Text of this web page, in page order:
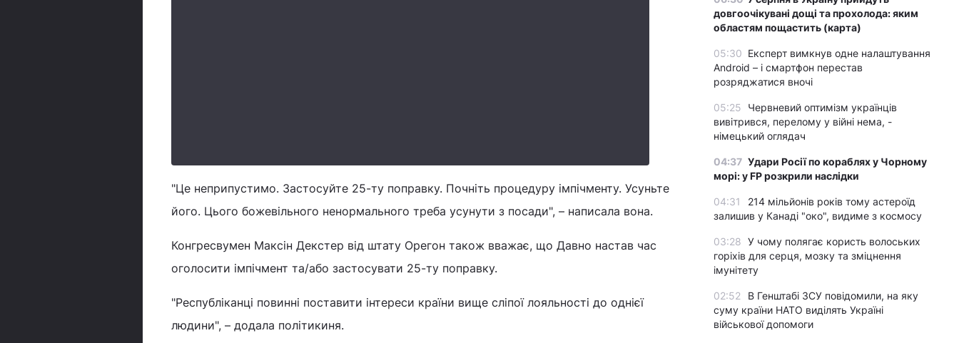
"Це неприпустимо. Застосуйте 25-ту поправку. Почніть процедуру імпічменту. Усуньте
його. Цього божевільного ненормального треба усунути з посади", – написала вона.
Конгресвумен Максін Декстер від штату Орегон також вважає, що Давно настав час
оголосити імпічмент та/або застосувати 25-ту поправку.
"Республіканці повинні поставити інтереси країни вище сліпої лояльності до однієї
людини", – додала політикиня.
довгоочікувані дощі та прохолода: яким
областям пощастить (карта)
05:30 Експерт вимкнув одне налаштування
Android – і смартфон перестав
розряджатися вночі
05:25
Червневий оптимізм українців
вивітрився, перелому у війні нема, -
німецький оглядач
04:37 Удари Росії по кораблях у Чорному
морі: у FP розкрили наслідки
04:31
214 мільйонів років тому астероїд
залишив у Канаді "око", видиме з космосу
03:28 У чому полягає користь волоських
горіхів для серця, мозку та зміцнення
імунітету
02:52
В Генштабі ЗСУ повідомили, на яку
суму країни НАТО виділять Україні
військової допомоги